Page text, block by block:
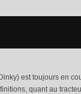
est toujours en
quant au